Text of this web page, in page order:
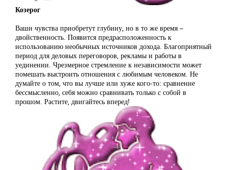
Козерог
Ваши чувства приобретут глубину, но в то же время –
двойственность. Появится предрасположенность к
использованию необычных источников дохода. Благоприятный
период для деловых переговоров, рекламы и работы в
уединении. Чрезмерное стремление к независимости может
помешать выстроить отношения с любимым человеком. Не
думайте о том, что вы лучше или хуже кого-то: сравнение
бессмысленно, себя можно сравнивать только с собой в
прошом. Растите, двигайтесь вперед!